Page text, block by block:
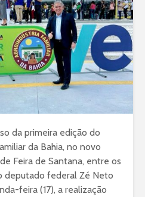
da primeira edição do
da Bahia, no novo
Feira de Santana, entre os
deputado federal Zé Neto
feira (17), a realização